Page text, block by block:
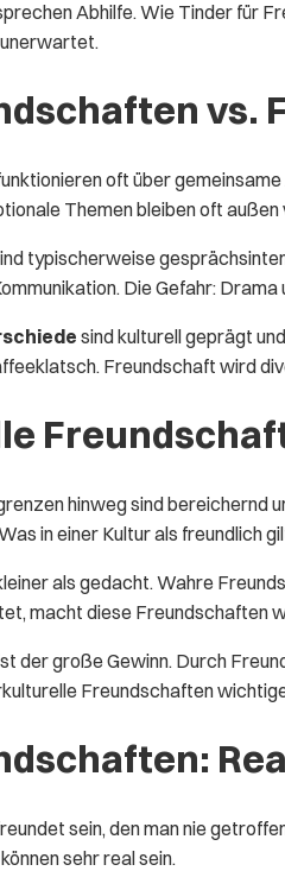
Abhilfe. Wie Tinder für
vs.
oft über
Themen bleiben oft außen
typischerweise
Die Gefahr: Drama
sind kulturell geprägt
Freundschaft wird
hinweg sind bereichernd
in einer Kultur als freundlich
als gedacht. Wahre
macht diese Freundschaften
der große Gewinn. Durch
Freundschaften
sein, den man nie
sehr real sein.